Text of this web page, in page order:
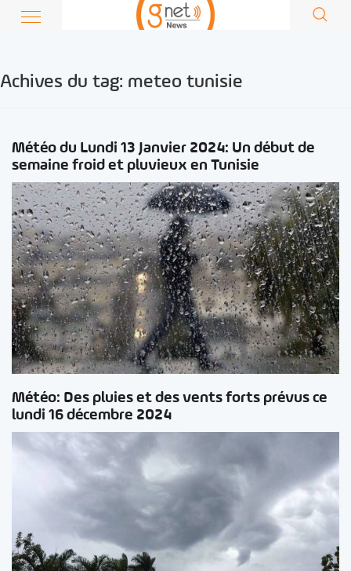
Achives du tag: meteo tunisie
Météo du Lundi 13 Janvier 2024: Un début de
semaine froid et pluvieux en Tunisie
Météo: Des pluies et des vents forts prévus ce
lundi 16 décembre 2024